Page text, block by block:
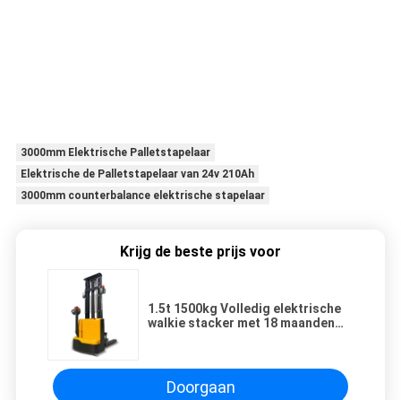
4)Vork met hoge sterkte
3000mm Elektrische Palletstapelaar
Elektrische de Palletstapelaar van 24v 210Ah
3000mm counterbalance elektrische stapelaar
Krijg de beste prijs voor
1.5t 1500kg Volledig elektrische
walkie stacker met 18 maanden
Doorgaan